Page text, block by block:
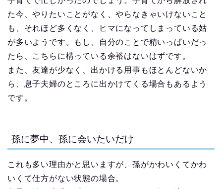
た今、やりたいことがなく、やらなきゃいけないこと
も、それほど多くなく、ヒマになってしまっている姑
が多いようです。もし、自分のことで精いっぱいだっ
たら、こちらに構っている余裕はないはずです。
また、友達が少なく、出かける用事もほとんどないか
ら、息子夫婦のところに出かけてくる場合もあるよう
です。
孫に夢中、孫に会いたいだけ
これも多い理由かと思いますが、孫がかわいくてかわ
いくて仕方がない状態の場合。